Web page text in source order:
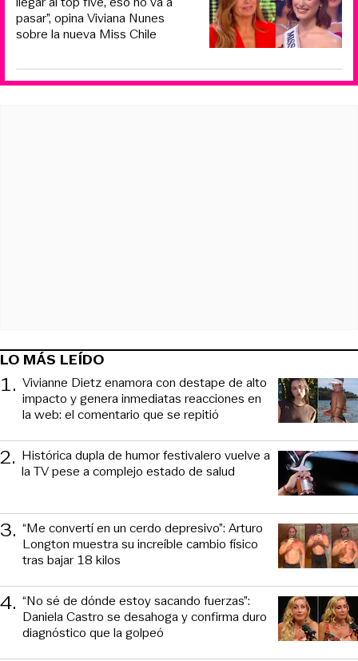
pasar”, opina Viviana Nunes
sobre la nueva Miss Chile
LO MÁS LEÍDO
1. Vivianne Dietz enamora con destape de alto
impacto y genera inmediatas reacciones en
la web: el comentario que se repitió
2. Histórica dupla de humor festivalero vuelve a
la TV pese a complejo estado de salud
3. “Me convertí en un cerdo depresivo”: Arturo
Longton muestra su increíble cambio físico
tras bajar 18 kilos
4. “No sé de dónde estoy sacando fuerzas”:
Daniela Castro se desahoga y confirma duro
diagnóstico que la golpeó